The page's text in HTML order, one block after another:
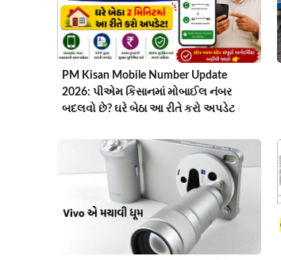
PM Kisan Mobile Number Update
2026: પીએમ કિસાનમાં મોબાઈલ નંબર
બદલવો છે? ઘરે બેઠા આ રીતે કરો અપડેટ